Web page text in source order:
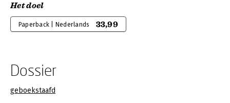
Het doel
Paperback | Nederlands 33,99
Dossier
geboekstaafd